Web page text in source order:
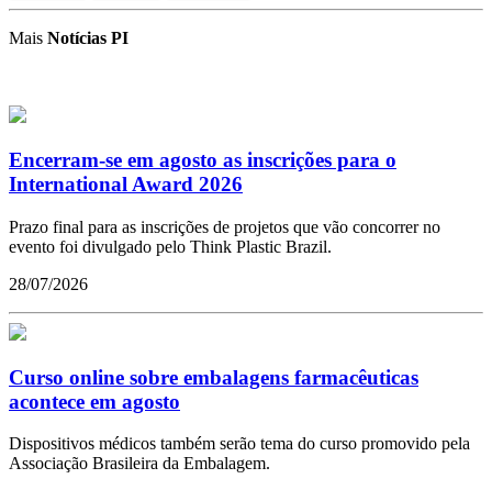
Mais Notícias PI
Encerram-se em agosto as inscrições para o
International Award 2026
Prazo final para as inscrições de projetos que vão concorrer no
evento foi divulgado pelo Think Plastic Brazil.
28/07/2026
Curso online sobre embalagens farmacêuticas
acontece em agosto
Dispositivos médicos também serão tema do curso promovido pela
Associação Brasileira da Embalagem.